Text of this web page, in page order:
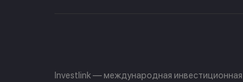
Investlink — международная